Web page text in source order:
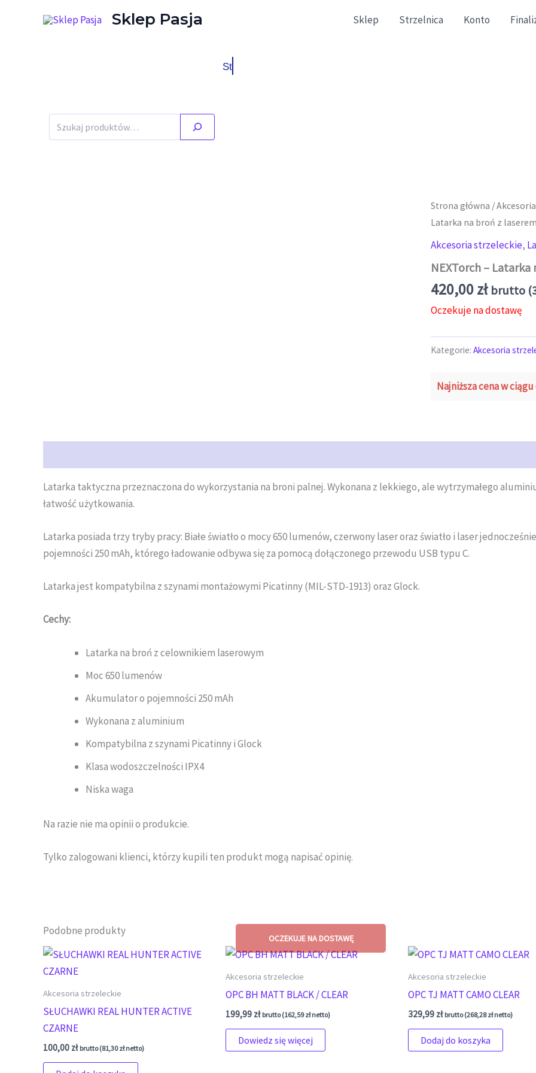
Sklep Pasja Sklep Strzelnica Konto
Stany magazynowe zgodne ze stanem faktycznym.
Strona główna /
Latarka na broń z
Akcesoria strzeleckie,
NEXTorch –
420,00zł brutto (
Oczekuje na dostawę
Kategorie: Akcesoria
Najniższa cena w
Latarka taktyczna przeznaczona do wykorzystania na broni palnej. Wykonana z lekkiego, ale wytrzymałego
łatwość użytkowania.
Latarka posiada trzy tryby pracy: Białe światło o mocy 650 lumenów, czerwony laser oraz światło i laser
pojemności 250 mAh, którego ładowanie odbywa się za pomocą dołączonego przewodu USB typu C.
Latarka jest kompatybilna z szynami montażowymi Picatinny (MIL-STD-1913) oraz Glock.
Cechy:
Latarka na broń z celownikiem laserowym
Moc 650 lumenów
Akumulator o pojemności 250 mAh
Wykonana z aluminium
Kompatybilna z szynami Picatinny i Glock
Klasa wodoszczelności IPX4
Niska waga
Na razie nie ma opinii o produkcie.
Tylko zalogowani klienci, którzy kupili ten produkt mogą napisać opinię.
Podobne produkty
Akcesoria strzeleckie
SŁUCHAWKI REAL HUNTER ACTIVE
CZARNE
100,00 zł brutto (81,30złnetto)
Akcesoria strzeleckie
OPC BH MATT BLACK / CLEAR
199,99 zł brutto (162,59złnetto)
Dowiedz się więcej
Akcesoria strzeleckie
OPC TJ MATT CAMO CLEAR
329,99 zł brutto (268,28złnetto)
Dodaj do koszyka